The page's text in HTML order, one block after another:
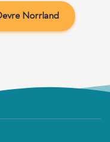
Norrland